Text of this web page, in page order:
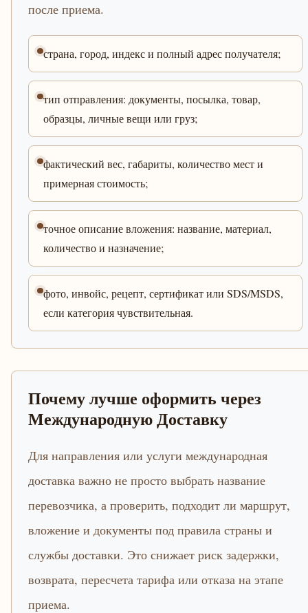
после приема.
страна, город, индекс и полный адрес получателя;
тип отправления: документы, посылка, товар,
образцы, личные вещи или груз;
фактический вес, габариты, количество мест и
примерная стоимость;
точное описание вложения: название, материал,
количество и назначение;
фото, инвойс, рецепт, сертификат или SDS/MSDS,
если категория чувствительная.
Почему лучше оформить через
Международную Доставку
Для направления или услуги международная
доставка важно не просто выбрать название
перевозчика, а проверить, подходит ли маршрут,
вложение и документы под правила страны и
службы доставки. Это снижает риск задержки,
возврата, пересчета тарифа или отказа на этапе
приема.